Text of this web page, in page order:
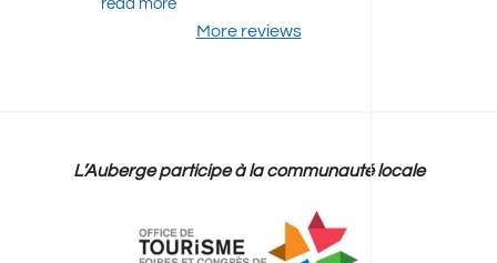
très confortables avec de bons équipements.